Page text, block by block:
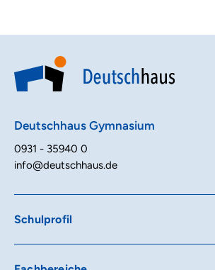
Deutschhaus Gymnasium
0931 - 35940 0
info@deutschhaus.de
Schulprofil